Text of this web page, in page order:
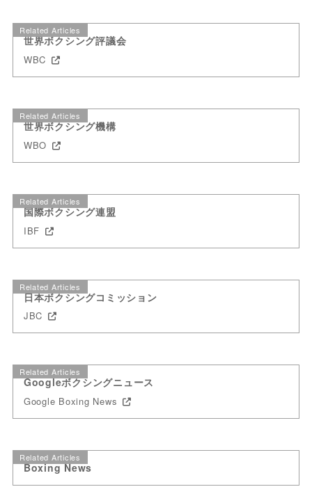
Related Articles
世界ボクシング評議会
WBC
Related Articles
世界ボクシング機構
WBO
Related Articles
国際ボクシング連盟
IBF
Related Articles
日本ボクシングコミッション
JBC
Related Articles
Googleボクシングニュース
Google Boxing News
Related Articles
Boxing News